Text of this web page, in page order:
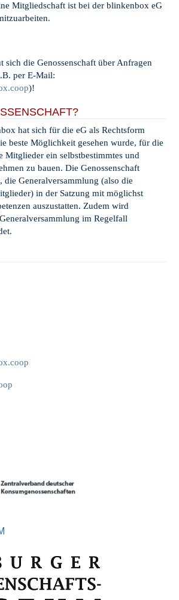
Mitgliedschaft ist bei der blinkenbox eG
sich die Genossenschaft über Anfragen
per E-Mail:
)!
hat sich für die eG als Rechtsform
beste Möglichkeit gesehen wurde, für die
Mitglieder ein selbstbestimmtes und
zu bauen. Die Genossenschaft
die Generalversammlung (also die
in der Satzung mit möglichst
auszustatten. Zudem wird
im Regelfall